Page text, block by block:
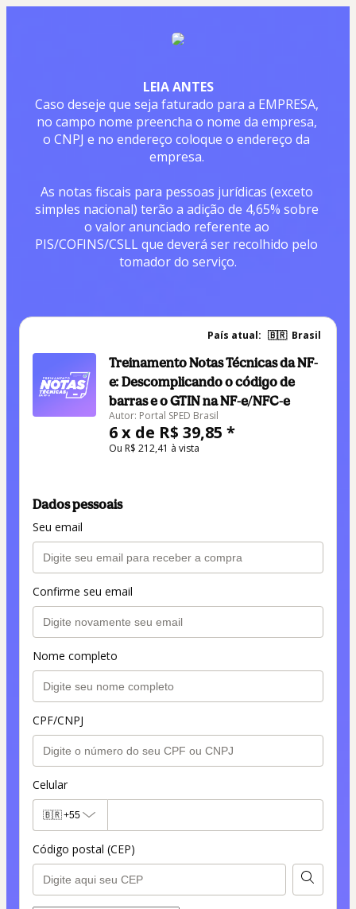
LEIA ANTES
Caso deseje que seja faturado para a EMPRESA,
no campo nome preencha o nome da empresa,
o CNPJ e no endereço coloque o endereço da
empresa.
As notas fiscais para pessoas jurídicas (exceto
simples nacional) terão a adição de 4,65% sobre
o valor anunciado referente ao
PIS/COFINS/CSLL que deverá ser recolhido pelo
tomador do serviço.
País atual: 🇧🇷 Brasil
Treinamento Notas Técnicas da NF-
e: Descomplicando o código de
barras e o GTIN na NF-e/NFC-e
Autor: Portal SPED Brasil
6 x de R$ 39,85 *
Ou R$ 212,41 à vista
Dados pessoais
Seu email
Confirme seu email
Nome completo
CPF/CNPJ
Celular
🇧🇷+55
Código postal (CEP)